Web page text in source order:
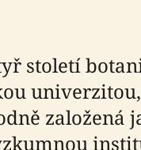
století
založená